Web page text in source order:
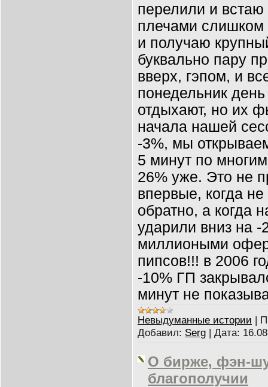
перелили и
плечами слишком
и получаю
буквально пару
вверх, гэпом, и
понедельник
отдыхают, но их
начала нашей
-3%, мы
5 минут по
26% уже. Это не
впервые, когда
обратно, а когда
ударили вниз на -
миллиоными
пипсов!!! в 2006
-10% ГП
минут не
Невыдуманные истории |
Добавил: Serg | Дата:
О бирже, фэн-
благополучии